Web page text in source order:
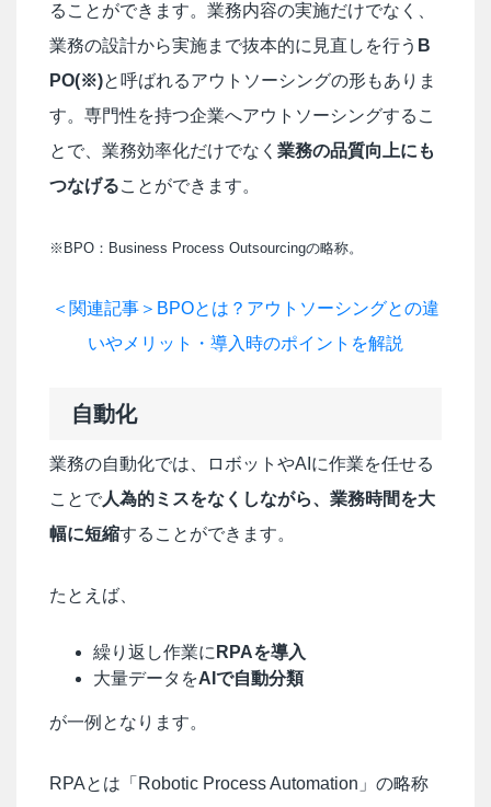
ることができます。業務内容の実施だけでなく、
業務の設計から実施まで抜本的に見直しを行う B
PO(※)と呼ばれるアウトソーシングの形もありま
す。専門性を持つ企業へアウトソーシングするこ
とで、業務効率化だけでなく 業務の品質向上にも
つなげることができます。
※BPO：Business Process Outsourcingの略称。
＜関連記事＞BPOとは？アウトソーシングとの違
いやメリット・導入時のポイントを解説
自動化
業務の自動化では、ロボットやAIに作業を任せる
ことで人為的ミスをなくしながら、業務時間を大
幅に短縮することができます。
たとえば、
繰り返し作業に RPAを導入
大量データをAIで自動分類
が一例となります。
RPAとは「Robotic Process Automation」の略称